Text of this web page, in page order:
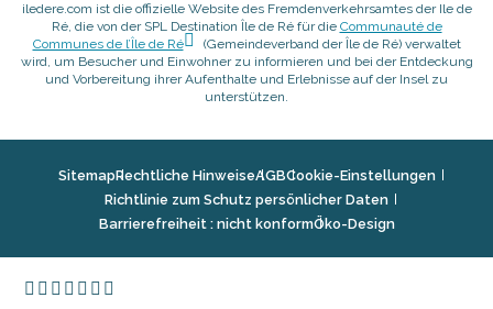
iledere.com ist die offizielle Website des Fremdenverkehrsamtes der Ile de
Ré, die von der SPL Destination Île de Ré für die Communauté de
Communes de l’Île de Ré
(Gemeindeverband der Île de Ré) verwaltet
wird, um Besucher und Einwohner zu informieren und bei der Entdeckung
und Vorbereitung ihrer Aufenthalte und Erlebnisse auf der Insel zu
unterstützen.
SitemapRechtliche HinweiseAGBCookie-Einstellungen
Richtlinie zum Schutz persönlicher Daten
Barrierefreiheit : nicht konformÖko-Design